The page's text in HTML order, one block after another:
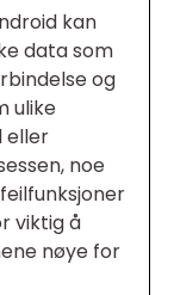
kan
data som
og
ulike
eller
noe
viktig å
nøye for